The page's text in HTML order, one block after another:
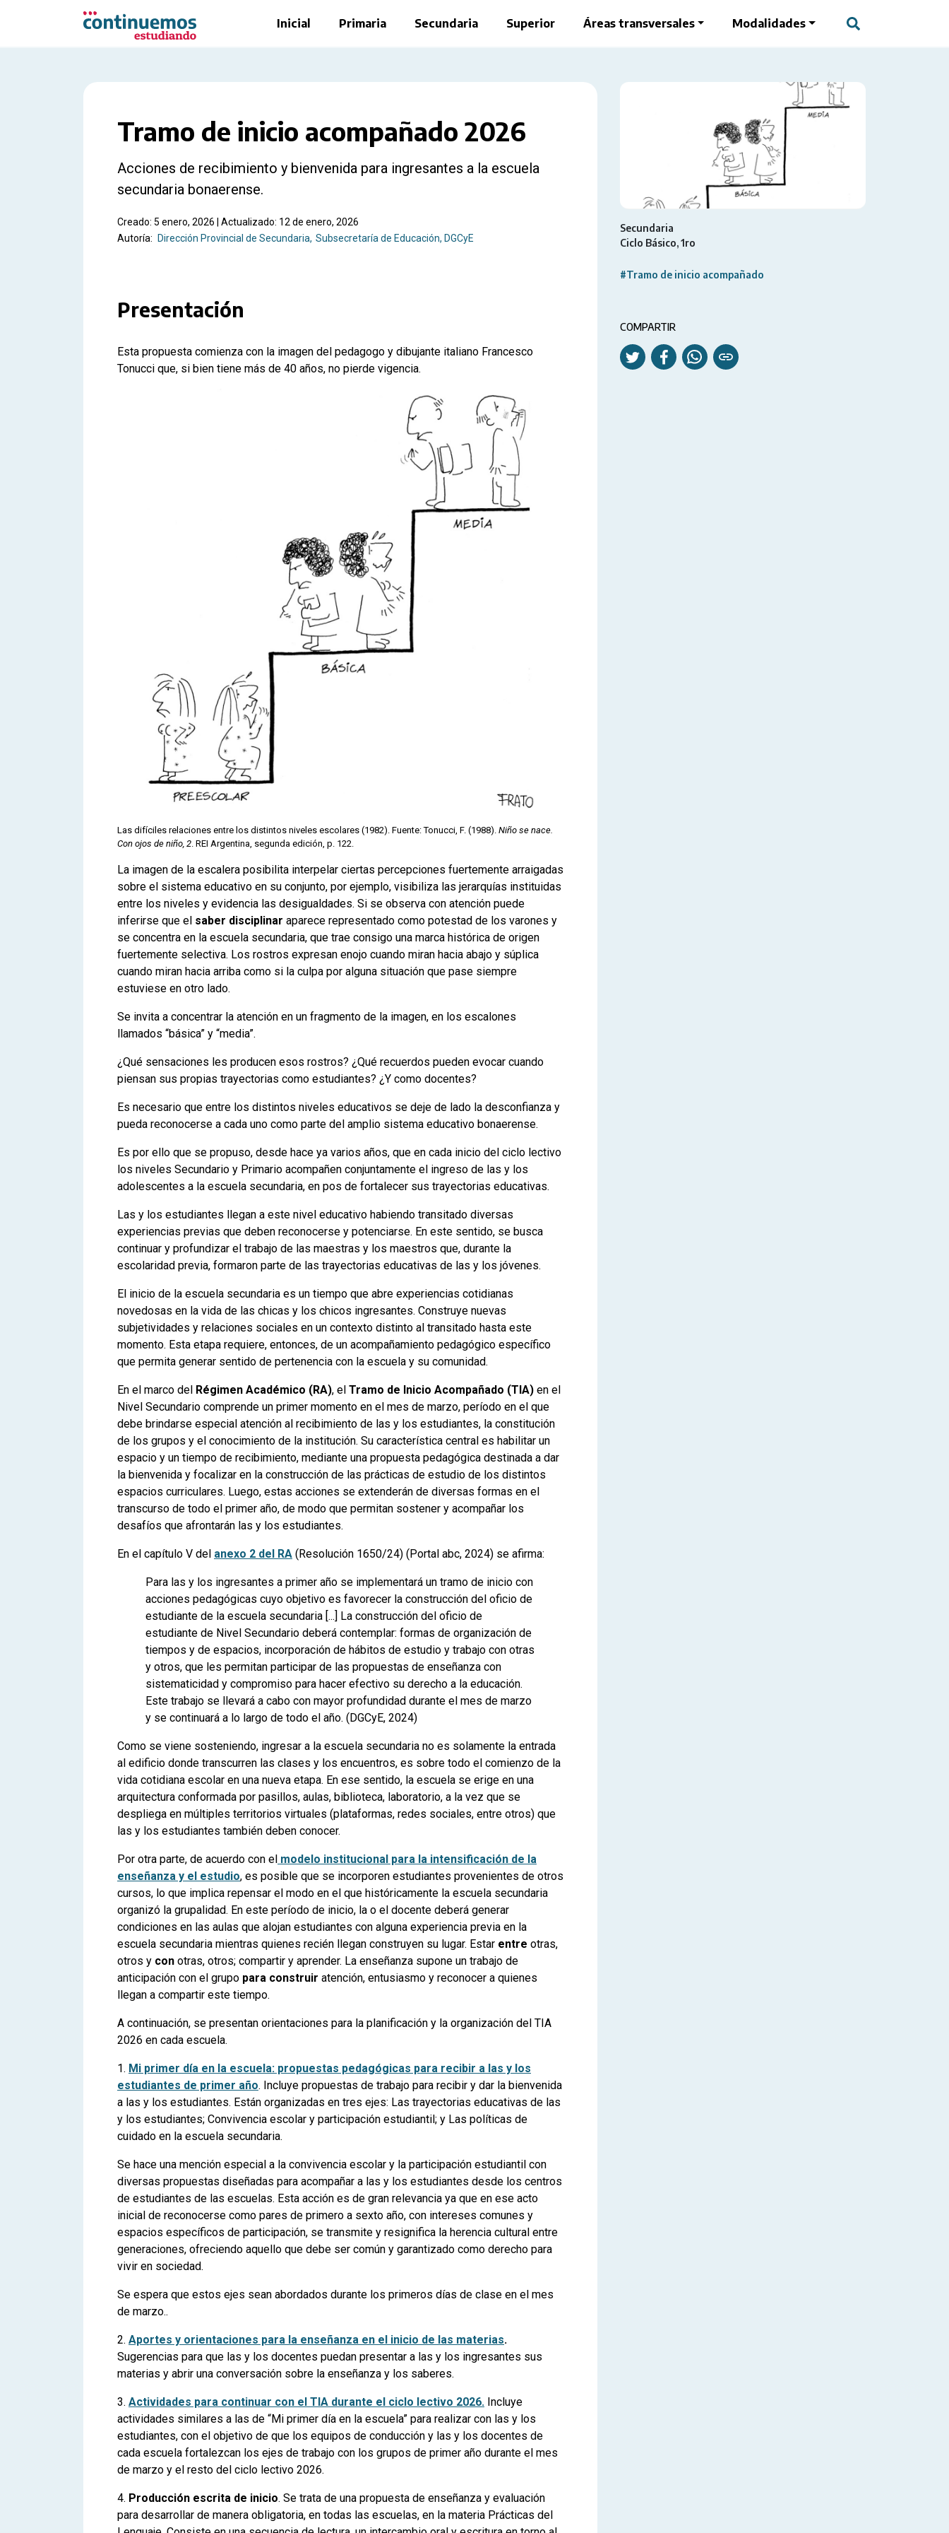
Saltar al contenido principal
Inicial Primaria Secundaria Superior Áreas transversales Modalidades
Tramo de inicio acompañado 2026
Acciones de recibimiento y bienvenida para ingresantes a la escuela
secundaria bonaerense.
Creado: 5 enero, 2026 | Actualizado: 12 de enero, 2026
Autoría:
Dirección Provincial de Secundaria Subsecretaría de Educación, DGCyE
Presentación
Esta propuesta comienza con la imagen del pedagogo y dibujante italiano Francesco
Tonucci que, si bien tiene más de 40 años, no pierde vigencia.
Las difíciles relaciones entre los distintos niveles escolares (1982). Fuente: Tonucci, F. (1988). Niño se nace.
Con ojos de niño, 2. REI Argentina, segunda edición, p. 122.
La imagen de la escalera posibilita interpelar ciertas percepciones fuertemente arraigadas
sobre el sistema educativo en su conjunto, por ejemplo, visibiliza las jerarquías instituidas
entre los niveles y evidencia las desigualdades. Si se observa con atención puede
inferirse que el saber disciplinar aparece representado como potestad de los varones y
se concentra en la escuela secundaria, que trae consigo una marca histórica de origen
fuertemente selectiva. Los rostros expresan enojo cuando miran hacia abajo y súplica
cuando miran hacia arriba como si la culpa por alguna situación que pase siempre
estuviese en otro lado.
Se invita a concentrar la atención en un fragmento de la imagen, en los escalones
llamados “básica” y “media”.
¿Qué sensaciones les producen esos rostros? ¿Qué recuerdos pueden evocar cuando
piensan sus propias trayectorias como estudiantes? ¿Y como docentes?
Es necesario que entre los distintos niveles educativos se deje de lado la desconfianza y
pueda reconocerse a cada uno como parte del amplio sistema educativo bonaerense.
Es por ello que se propuso, desde hace ya varios años, que en cada inicio del ciclo lectivo
los niveles Secundario y Primario acompañen conjuntamente el ingreso de las y los
adolescentes a la escuela secundaria, en pos de fortalecer sus trayectorias educativas.
Las y los estudiantes llegan a este nivel educativo habiendo transitado diversas
experiencias previas que deben reconocerse y potenciarse. En este sentido, se busca
continuar y profundizar el trabajo de las maestras y los maestros que, durante la
escolaridad previa, formaron parte de las trayectorias educativas de las y los jóvenes.
El inicio de la escuela secundaria es un tiempo que abre experiencias cotidianas
novedosas en la vida de las chicas y los chicos ingresantes. Construye nuevas
subjetividades y relaciones sociales en un contexto distinto al transitado hasta este
momento. Esta etapa requiere, entonces, de un acompañamiento pedagógico específico
que permita generar sentido de pertenencia con la escuela y su comunidad.
En el marco del Régimen Académico (RA), el Tramo de Inicio Acompañado (TIA) en el
Nivel Secundario comprende un primer momento en el mes de marzo, período en el que
debe brindarse especial atención al recibimiento de las y los estudiantes, la constitución
de los grupos y el conocimiento de la institución. Su característica central es habilitar un
espacio y un tiempo de recibimiento, mediante una propuesta pedagógica destinada a dar
la bienvenida y focalizar en la construcción de las prácticas de estudio de los distintos
espacios curriculares. Luego, estas acciones se extenderán de diversas formas en el
transcurso de todo el primer año, de modo que permitan sostener y acompañar los
desafíos que afrontarán las y los estudiantes.
En el capítulo V del anexo 2 del RA (Resolución 1650/24) (Portal abc, 2024) se afirma:
Para las y los ingresantes a primer año se implementará un tramo de inicio con
acciones pedagógicas cuyo objetivo es favorecer la construcción del oficio de
estudiante de la escuela secundaria [...] La construcción del oficio de
estudiante de Nivel Secundario deberá contemplar: formas de organización de
tiempos y de espacios, incorporación de hábitos de estudio y trabajo con otras
y otros, que les permitan participar de las propuestas de enseñanza con
sistematicidad y compromiso para hacer efectivo su derecho a la educación.
Este trabajo se llevará a cabo con mayor profundidad durante el mes de marzo
y se continuará a lo largo de todo el año. (DGCyE, 2024)
Como se viene sosteniendo, ingresar a la escuela secundaria no es solamente la entrada
al edificio donde transcurren las clases y los encuentros, es sobre todo el comienzo de la
vida cotidiana escolar en una nueva etapa. En ese sentido, la escuela se erige en una
arquitectura conformada por pasillos, aulas, biblioteca, laboratorio, a la vez que se
despliega en múltiples territorios virtuales (plataformas, redes sociales, entre otros) que
las y los estudiantes también deben conocer.
Por otra parte, de acuerdo con el modelo institucional para la intensificación de la
enseñanza y el estudio, es posible que se incorporen estudiantes provenientes de otros
cursos, lo que implica repensar el modo en el que históricamente la escuela secundaria
organizó la grupalidad. En este período de inicio, la o el docente deberá generar
condiciones en las aulas que alojan estudiantes con alguna experiencia previa en la
escuela secundaria mientras quienes recién llegan construyen su lugar. Estar entre otras,
otros y con otras, otros; compartir y aprender. La enseñanza supone un trabajo de
anticipación con el grupo para construir atención, entusiasmo y reconocer a quienes
llegan a compartir este tiempo.
A continuación, se presentan orientaciones para la planificación y la organización del TIA
2026 en cada escuela.
1. Mi primer día en la escuela: propuestas pedagógicas para recibir a las y los
estudiantes de primer año. Incluye propuestas de trabajo para recibir y dar la bienvenida
a las y los estudiantes. Están organizadas en tres ejes: Las trayectorias educativas de las
y los estudiantes; Convivencia escolar y participación estudiantil; y Las políticas de
cuidado en la escuela secundaria.
Se hace una mención especial a la convivencia escolar y la participación estudiantil con
diversas propuestas diseñadas para acompañar a las y los estudiantes desde los centros
de estudiantes de las escuelas. Esta acción es de gran relevancia ya que en ese acto
inicial de reconocerse como pares de primero a sexto año, con intereses comunes y
espacios específicos de participación, se transmite y resignifica la herencia cultural entre
generaciones, ofreciendo aquello que debe ser común y garantizado como derecho para
vivir en sociedad.
Se espera que estos ejes sean abordados durante los primeros días de clase en el mes
de marzo..
2. Aportes y orientaciones para la enseñanza en el inicio de las materias.
Sugerencias para que las y los docentes puedan presentar a las y los ingresantes sus
materias y abrir una conversación sobre la enseñanza y los saberes.
3. Actividades para continuar con el TIA durante el ciclo lectivo 2026. Incluye
actividades similares a las de “Mi primer día en la escuela” para realizar con las y los
estudiantes, con el objetivo de que los equipos de conducción y las y los docentes de
cada escuela fortalezcan los ejes de trabajo con los grupos de primer año durante el mes
de marzo y el resto del ciclo lectivo 2026.
4. Producción escrita de inicio. Se trata de una propuesta de enseñanza y evaluación
para desarrollar de manera obligatoria, en todas las escuelas, en la materia Prácticas del
Secundaria
Ciclo Básico 1ro
#Tramo de inicio acompañado
COMPARTIR